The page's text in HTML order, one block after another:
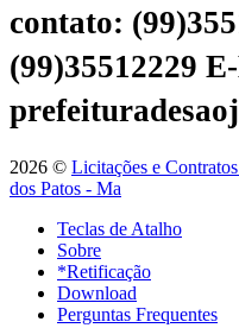
contato:
(99)35512229
2026 © Licitações e
dos Patos - Ma
Teclas de Atalho
Sobre
*Retificação
Download
Perguntas Frequentes